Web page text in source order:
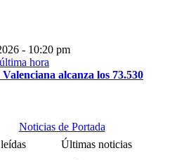
- 10:20 pm
alcanza los 73.530
Noticias de Portada
Últimas noticias